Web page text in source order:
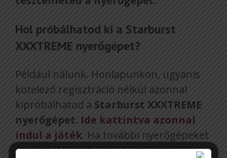
Hol próbálhatod ki a Starburst
XXXTREME nyerőgépet?
Például nálunk. Honlapunkon, ugyanis
kötelező regisztráció nélkül azonnal
kipróbálhatod a Starburst XXXTREME
nyerőgépet. Ide kattintva azonnal
indul a játék. Ha további nyerőgépeket
szeretnél kipróbálni, akkor javasoljuk,